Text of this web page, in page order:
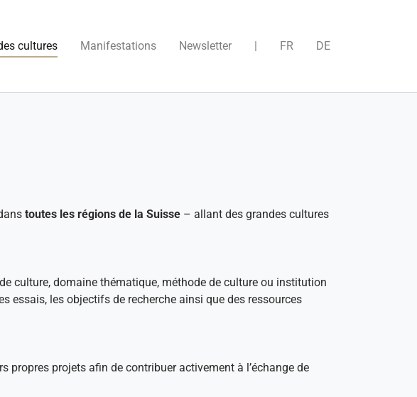
cultures(current)Manifestations Newsletter | FR DE
toutes les régions de la Suisse – allant des grandes cultures
culture, domaine thématique, méthode de culture ou institution
essais, les objectifs de recherche ainsi que des ressources
propres projets afin de contribuer activement à l’échange de